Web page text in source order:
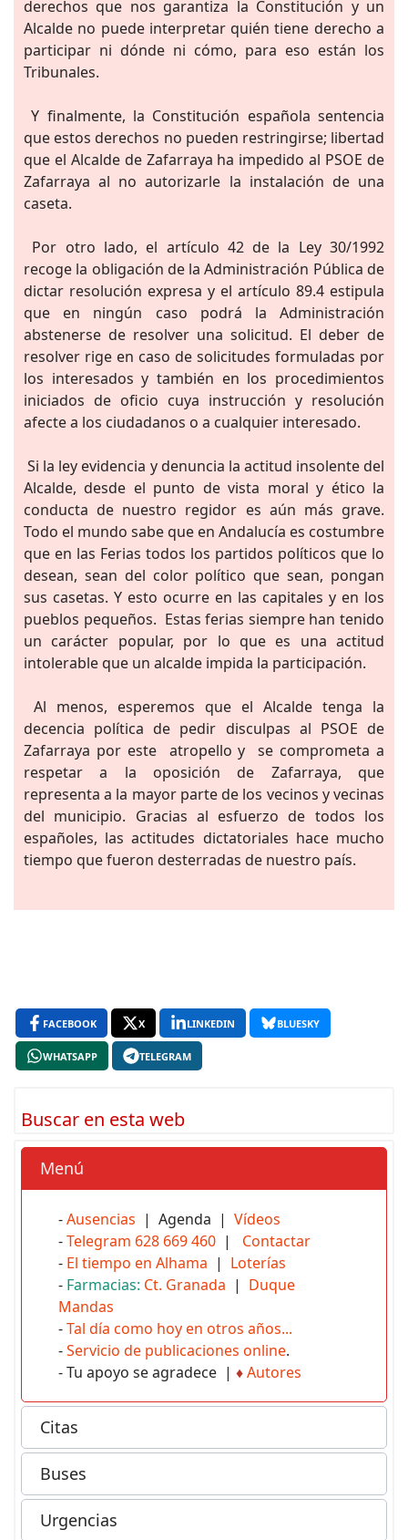
derechos que nos garantiza la Constitución y un
Alcalde no puede interpretar quién tiene derecho a
participar ni dónde ni cómo, para eso están los
Tribunales.
Y finalmente, la Constitución española sentencia
que estos derechos no pueden restringirse; libertad
que el Alcalde de Zafarraya ha impedido al PSOE de
Zafarraya al no autorizarle la instalación de una
caseta.
Por otro lado, el artículo 42 de la Ley 30/1992
recoge la obligación de la Administración Pública de
dictar resolución expresa y el artículo 89.4 estipula
que en ningún caso podrá la Administración
abstenerse de resolver una solicitud. El deber de
resolver rige en caso de solicitudes formuladas por
los interesados y también en los procedimientos
iniciados de oficio cuya instrucción y resolución
afecte a los ciudadanos o a cualquier interesado.
Si la ley evidencia y denuncia la actitud insolente del
Alcalde, desde el punto de vista moral y ético la
conducta de nuestro regidor es aún más grave.
Todo el mundo sabe que en Andalucía es costumbre
que en las Ferias todos los partidos políticos que lo
desean, sean del color político que sean, pongan
sus casetas. Y esto ocurre en las capitales y en los
pueblos pequeños. Estas ferias siempre han tenido
un carácter popular, por lo que es una actitud
intolerable que un alcalde impida la participación.
Al menos, esperemos que el Alcalde tenga la
decencia política de pedir disculpas al PSOE de
Zafarraya por este atropello y se comprometa a
respetar a la oposición de Zafarraya, que
representa a la mayor parte de los vecinos y vecinas
del municipio. Gracias al esfuerzo de todos los
españoles, las actitudes dictatoriales hace mucho
tiempo que fueron desterradas de nuestro país.
FACEBOOK X LINKEDIN BLUESKY
WHATSAPP TELEGRAM
Buscar en esta web
Menú
-Ausencias | Agenda | Vídeos
-Telegram 628 669 460 | Contactar
- El tiempo en Alhama | Loterías
- Farmacias: Ct. Granada | Duque
Mandas
-Tal día como hoy en otros años...
-Servicio de publicaciones online.
- Tu apoyo se agradece | ♦Autores
Citas
Buses
Urgencias